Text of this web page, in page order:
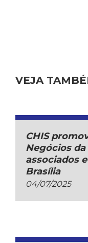
VEJA
CHIS
Negócios
associados
Brasília
04/07/2025